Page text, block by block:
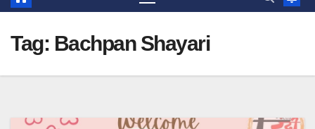
Tag: Bachpan Shayari